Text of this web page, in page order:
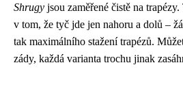
Shrugy jsou zaměřené čistě na
v tom, že tyč jde jen nahoru a dolů –
tak maximálního stažení trapézů.
zády, každá varianta trochu jinak